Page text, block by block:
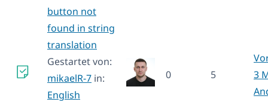
button not
found in string
translation
Gestartet von:
mikaelR-7 in:
English
0 5
3